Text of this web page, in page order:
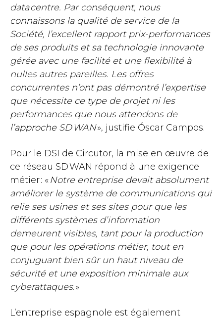
data centre. Par conséquent, nous
connaissons la qualité de service de la
Société, l’excellent rapport prix-performances
de ses produits et sa technologie innovante
gérée avec une facilité et une flexibilité à
nulles autres pareilles. Les offres
concurrentes n’ont pas démontré l’expertise
que nécessite ce type de projet ni les
performances que nous attendons de
l’approche SD WAN», justifie Óscar Campos.
Pour le DSI de Circutor, la mise en œuvre de
ce réseau SD WAN répond à une exigence
métier : «Notre entreprise devait absolument
améliorer le système de communications qui
relie ses usines et ses sites pour que les
différents systèmes d’information
demeurent visibles, tant pour la production
que pour les opérations métier, tout en
conjuguant bien sûr un haut niveau de
sécurité et une exposition minimale aux
cyberattaques. »
L’entreprise espagnole est également